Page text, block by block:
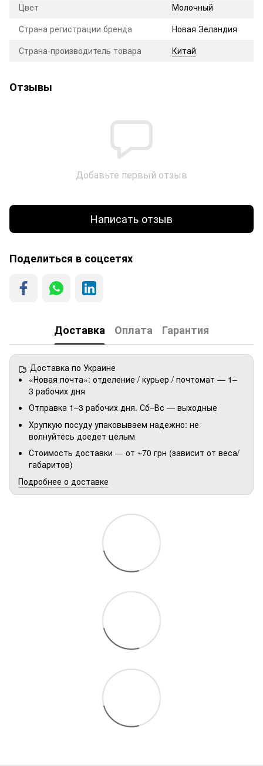
Цвет
Молочный
Страна регистрации бренда
Новая Зеландия
Страна-производитель товара
Китай
Отзывы
Добавьте первый отзыв
Написать отзыв
Поделиться в соцсетях
Доставка Оплата Гарантия
Доставка по Украине
«Новая почта»: отделение / курьер / почтомат — 1–
3 рабочих дня
Отправка 1–3 рабочих дня. Сб–Вс — выходные
Хрупкую посуду упаковываем надежно: не
волнуйтесь доедет целым
Стоимость доставки — от ~70 грн (зависит от веса/
габаритов)
Подробнее о доставке